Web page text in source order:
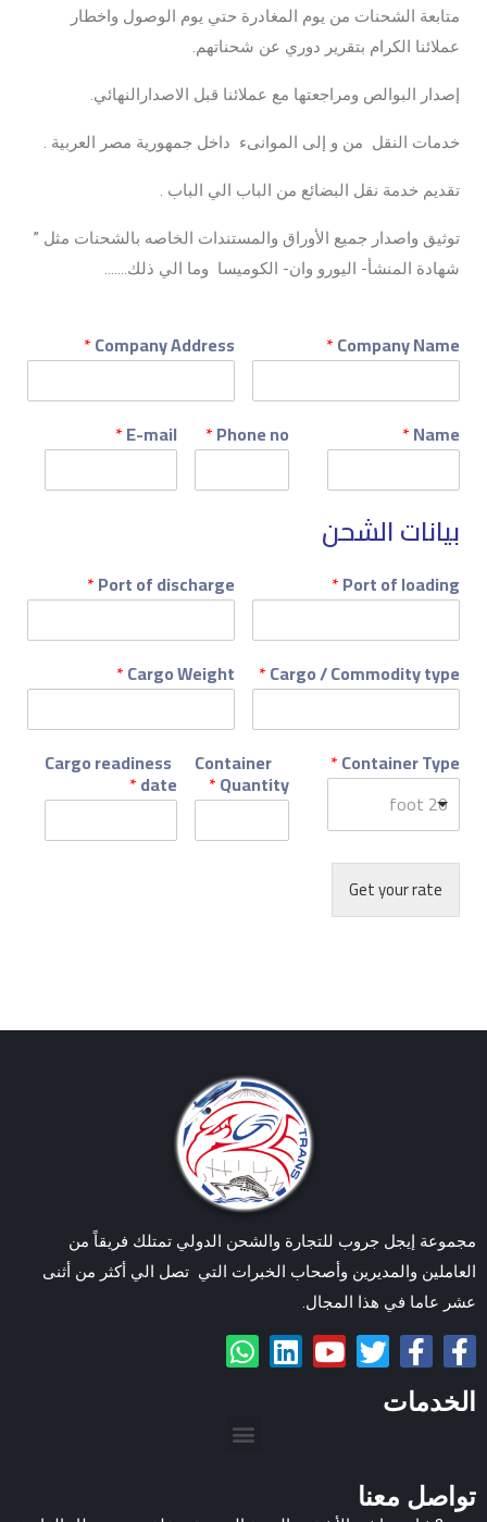
متابعة الشحنات من يوم المغادرة حتي يوم الوصول واخطار
عملائنا الكرام بتقرير دوري عن شحناتهم.
إصدار البوالص ومراجعتها مع عملائنا قبل الاصدارالنهائي.
خدمات النقل من و إلى الموانىء داخل جمهورية مصر العربية .
تقديم خدمة نقل البضائع من الباب الي الباب .
توثيق واصدار جميع الأوراق والمستندات الخاصه بالشحنات مثل ”
شهادة المنشأ- اليورو وان- الكوميسا وما الي ذلك…….
Company Name
*
Company Address
*
Name
*
E-mail
* Phone no
*
بيانات الشحن
Port of loading
*
Port of discharge
*
Cargo / Commodity type
*
Cargo Weight
*
Container Type
*
20 foot
Cargo readiness
date
*
Container
Quantity
*
Get your rate
مجموعة إيجل جروب للتجارة والشحن الدولي تمتلك فريقاً من
العاملين والمديرين وأصحاب الخبرات التي تصل الي أكثر من أثنى
عشر عاما في هذا المجال.
الخدمات
تواصل معنا